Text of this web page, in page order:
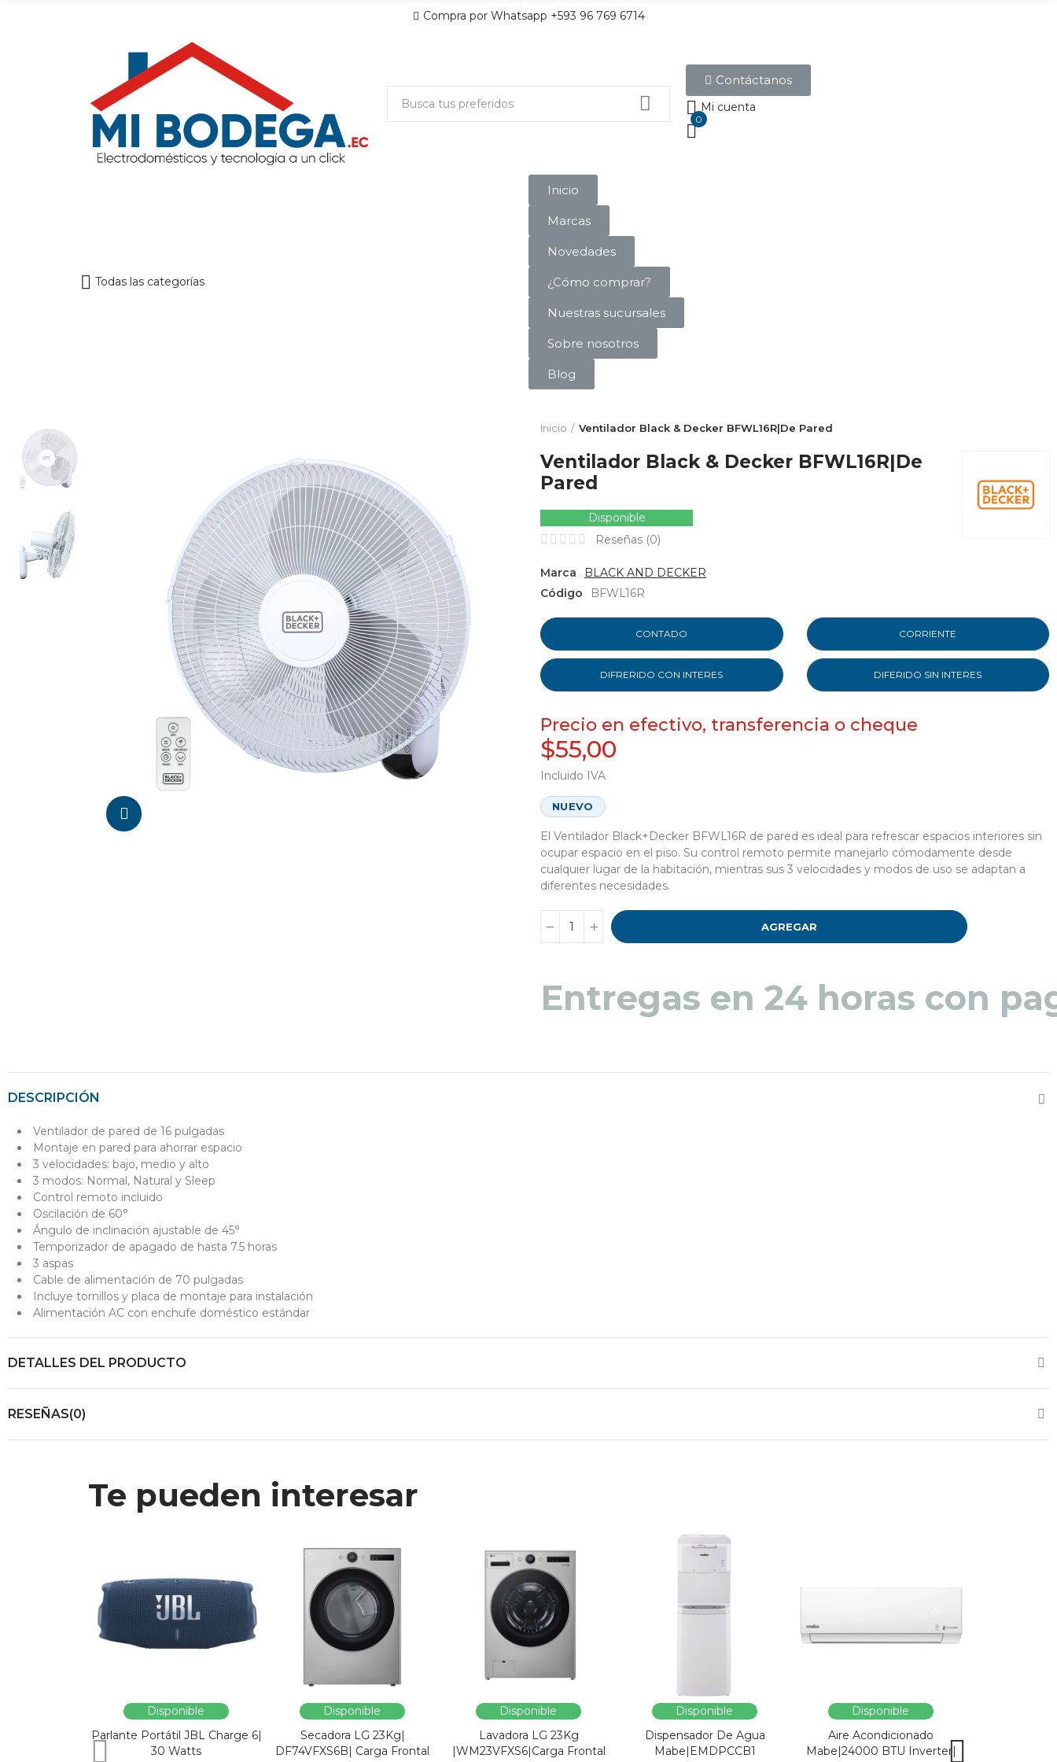
Compra por Whatsapp +593 96 769 6714
Contáctanos
Mi cuenta
0
Todas las categorías
Inicio
Marcas
Novedades
¿Cómo comprar?
Nuestras sucursales
Sobre nosotros
Blog
Inicio Ventilador Black & Decker BFWL16R|De Pared
Ventilador Black & Decker BFWL16R|De
Pared
Disponible
Reseñas (0)
Marca
BLACK AND DECKER
Código
BFWL16R
CONTADO CORRIENTE
DIFRERIDO CON INTERES DIFERIDO SIN INTERES
Precio en efectivo, transferencia o cheque
$55,00
Incluido IVA
NUEVO
El Ventilador Black+Decker BFWL16R de pared es ideal para refrescar espacios interiores sin
ocupar espacio en el piso. Su control remoto permite manejarlo cómodamente desde
cualquier lugar de la habitación, mientras sus 3 velocidades y modos de uso se adaptan a
diferentes necesidades.
AGREGAR
Entregas en 48 a 72 horas
DESCRIPCIÓN
Ventilador de pared de 16 pulgadas
Montaje en pared para ahorrar espacio
3 velocidades: bajo, medio y alto
3 modos: Normal, Natural y Sleep
Control remoto incluido
Oscilación de 60°
Ángulo de inclinación ajustable de 45°
Temporizador de apagado de hasta 7.5 horas
3 aspas
Cable de alimentación de 70 pulgadas
Incluye tornillos y placa de montaje para instalación
Alimentación AC con enchufe doméstico estándar
DETALLES DEL PRODUCTO
RESEÑAS(0)
Te pueden interesar
Disponible
Parlante Portátil JBL Charge 6|
30 Watts
Disponible
Secadora LG 23Kg|
DF74VFXS6B| Carga Frontal
Disponible
Lavadora LG 23Kg
|WM23VFXS6|Carga Frontal
Disponible
Dispensador De Agua
Mabe|EMDPCCB1
Disponible
Aire Acondicionado
Mabe|24000 BTU Inverter|